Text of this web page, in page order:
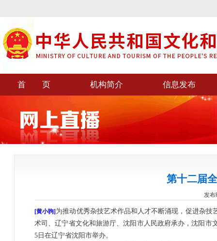
首 页 机构简介 信息发布
第十二届
发布
[黄小驹] 为推动优秀杂技艺术作品和人才不断涌现，促进杂
术司、辽宁省文化和旅游厅、沈阳市人民政府承办，沈阳市
5日在辽宁省沈阳市举办。